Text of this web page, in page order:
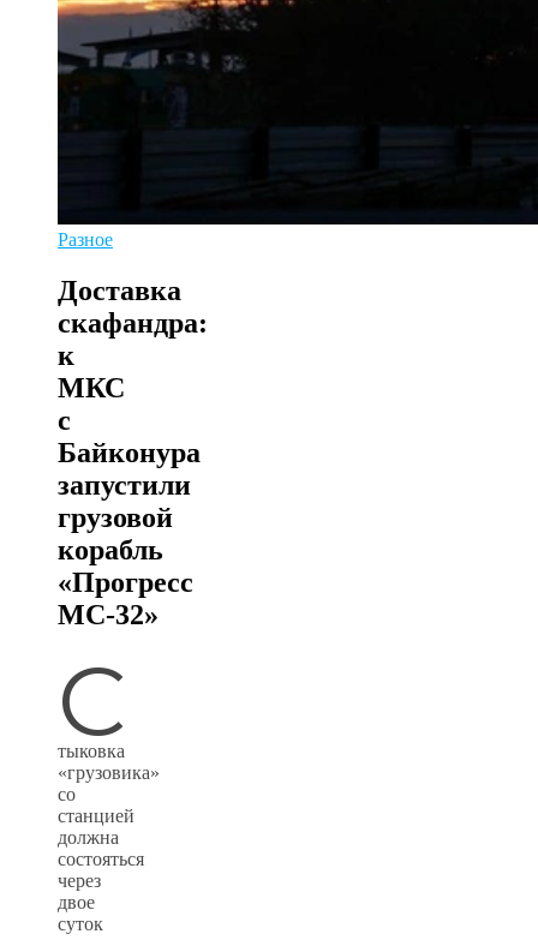
Разное
Доставка
скафандра:
к
МКС
с
Байконура
запустили
грузовой
корабль
«Прогресс
МС-32»
С
тыковка
«грузовика»
со
станцией
должна
состояться
через
двое
суток